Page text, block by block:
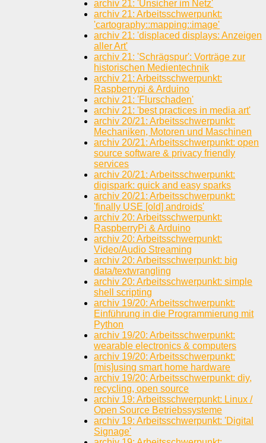
archiv 21: 'Unsicher im Netz'
archiv 21: Arbeitsschwerpunkt:
'cartography::mapping::image'
archiv 21: 'displaced displays: Anzeigen
aller Art'
archiv 21: 'Schrägspur': Vorträge zur
historischen Medientechnik
archiv 21: Arbeitsschwerpunkt:
Raspberrypi & Arduino
archiv 21: 'Flurschaden'
archiv 21: 'best practices in media art'
archiv 20/21: Arbeitsschwerpunkt:
Mechaniken, Motoren und Maschinen
archiv 20/21: Arbeitsschwerpunkt: open
source software & privacy friendly
services
archiv 20/21: Arbeitsschwerpunkt:
digispark: quick and easy sparks
archiv 20/21: Arbeitsschwerpunkt:
'finally USE [old] androids'
archiv 20: Arbeitsschwerpunkt:
RaspberryPi & Arduino
archiv 20: Arbeitsschwerpunkt:
Video/Audio Streaming
archiv 20: Arbeitsschwerpunkt: big
data/textwrangling
archiv 20: Arbeitsschwerpunkt: simple
shell scripting
archiv 19/20: Arbeitsschwerpunkt:
Einführung in die Programmierung mit
Python
archiv 19/20: Arbeitsschwerpunkt:
wearable electronics & computers
archiv 19/20: Arbeitsschwerpunkt:
[mis]using smart home hardware
archiv 19/20: Arbeitsschwerpunkt: diy,
recycling, open source
archiv 19: Arbeitsschwerpunkt: Linux /
Open Source Betriebssysteme
archiv 19: Arbeitsschwerpunkt: 'Digital
Signage'